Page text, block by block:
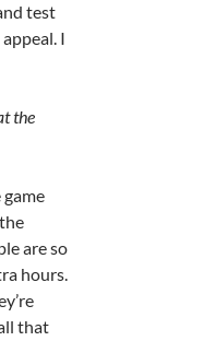
test
I
the
are so
hours.
that